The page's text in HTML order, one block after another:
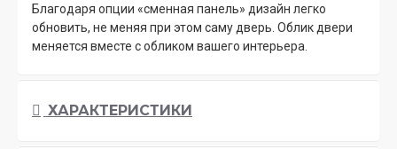
Благодаря опции «сменная панель» дизайн легко
обновить, не меняя при этом саму дверь. Облик двери
меняется вместе с обликом вашего интерьера.
ХАРАКТЕРИСТИКИ